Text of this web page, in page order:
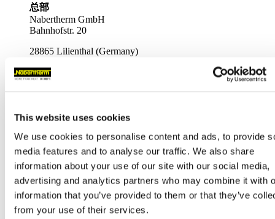
This website uses cookies
We use cookies to personalise content and ads, to provide
media features and to analyse our traffic. We also share
information about your use of our site with our social media,
advertising and analytics partners who may combine it with
information that you’ve provided to them or that they’ve
from your use of their services.
总部
Nabertherm GmbH
Bahnhofstr. 20
28865 Lilienthal (Germany)
Tel.+49 4298 922-0
contact@nabertherm.de
Dr.-Sasse-Straße 31,
国际经销
总部
全球销售公司
服务/备件
陶艺类经销商
经销商登录